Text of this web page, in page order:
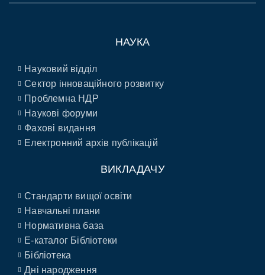
НАУКА
Науковий відділ
Сектор інноваційного розвитку
Проблемна НДР
Наукові форуми
Фахові видання
Електронний архів публікацій
ВИКЛАДАЧУ
Стандарти вищої освіти
Навчальні плани
Нормативна база
E-каталог Бібліотеки
Бібліотека
Дні народження